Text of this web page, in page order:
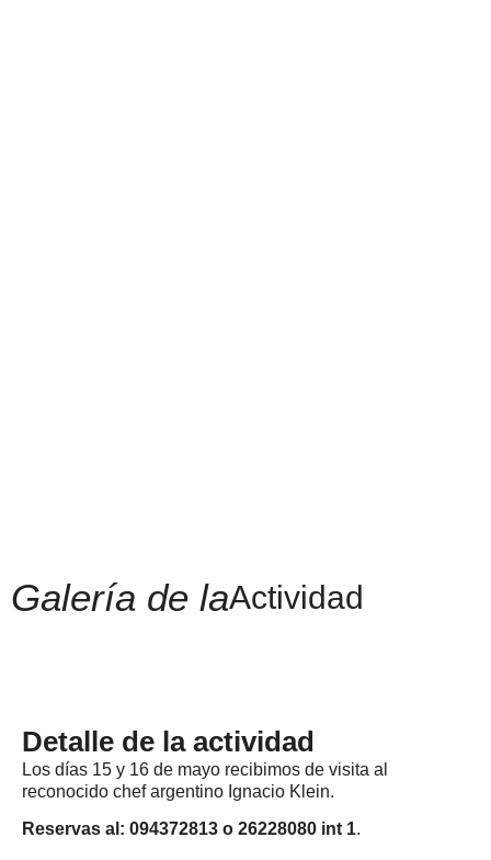
Galería de laActividad
Detalle de la actividad
Los días 15 y 16 de mayo recibimos de visita al
reconocido chef argentino Ignacio Klein.
Reservas al: 094372813 o 26228080 int 1.